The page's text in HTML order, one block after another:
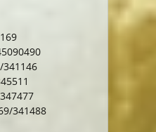
341146
341488